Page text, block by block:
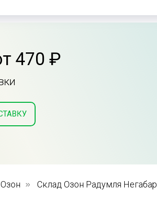
470 ₽
» Склад Озон Радумля